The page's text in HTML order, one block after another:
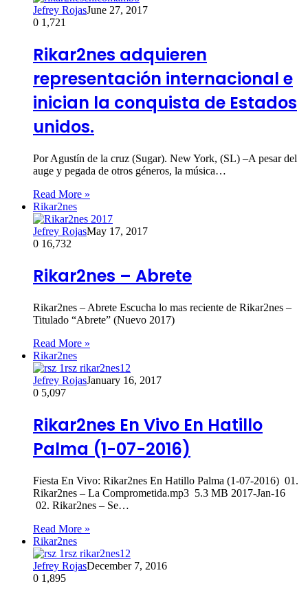
Jefrey RojasJune 27, 2017
0 1,721
Rikar2nes adquieren
representación internacional e
inician la conquista de Estados
unidos.
Por Agustín de la cruz (Sugar). New York, (SL) –A pesar del
auge y pegada de otros géneros, la música…
Read More »
Rikar2nes
Jefrey RojasMay 17, 2017
0 16,732
Rikar2nes – Abrete
Rikar2nes – Abrete Escucha lo mas reciente de Rikar2nes –
Titulado “Abrete” (Nuevo 2017)
Read More »
Rikar2nes
Jefrey RojasJanuary 16, 2017
0 5,097
Rikar2nes En Vivo En Hatillo
Palma (1-07-2016)
Fiesta En Vivo: Rikar2nes En Hatillo Palma (1-07-2016) 01.
Rikar2nes – La Comprometida.mp3 5.3 MB 2017-Jan-16
02. Rikar2nes – Se…
Read More »
Rikar2nes
Jefrey RojasDecember 7, 2016
0 1,895